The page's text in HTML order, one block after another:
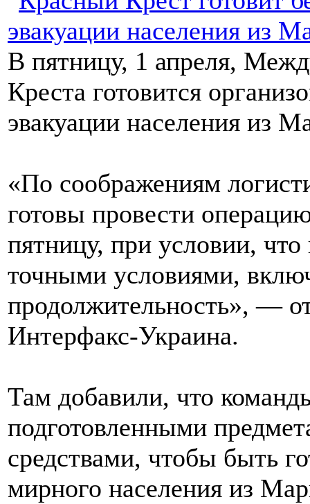
В пятницу, 1 апреля,
Креста готовится
эвакуации населения из
«По соображениям
готовы провести
пятницу, при условии, что
точными условиями,
продолжительность», —
Интерфакс-Украина.
Там добавили, что
подготовленными
средствами, чтобы быть
мирного населения из